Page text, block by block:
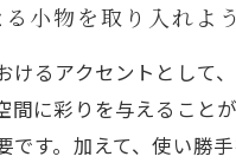
小物を取り入れよう
けるアクセントとして
間に彩りを与えること
です。加えて、使い勝